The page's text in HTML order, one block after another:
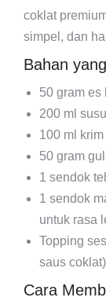
coklat
simpel, dan
Bahan
50 gram es
200 ml
100 ml
50 gram
1 sendok
1 sendok
untuk rasa
Topping
saus coklat)
Cara